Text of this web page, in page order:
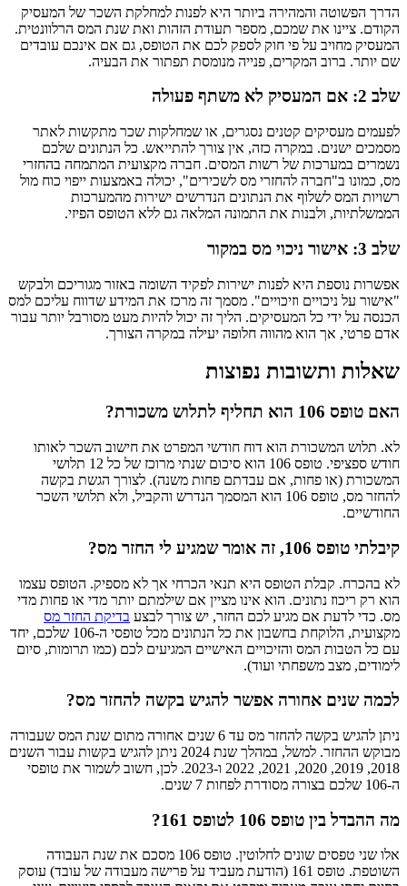
הדרך הפשוטה והמהירה ביותר היא לפנות למחלקת השכר של המעסיק
הקודם. ציינו את שמכם, מספר תעודת הזהות ואת שנת המס הרלוונטית.
המעסיק מחויב על פי חוק לספק לכם את הטופס, גם אם אינכם עובדים
שם יותר. ברוב המקרים, פנייה מנומסת תפתור את הבעיה.
שלב 2: אם המעסיק לא משתף פעולה
לפעמים מעסיקים קטנים נסגרים, או שמחלקות שכר מתקשות לאתר
מסמכים ישנים. במקרה כזה, אין צורך להתייאש. כל הנתונים שלכם
נשמרים במערכות של רשות המסים. חברה מקצועית המתמחה בהחזרי
מס, כמונו ב"חברה להחזרי מס לשכירים", יכולה באמצעות ייפוי כוח מול
רשויות המס לשלוף את הנתונים הנדרשים ישירות מהמערכות
הממשלתיות, ולבנות את התמונה המלאה גם ללא הטופס הפיזי.
שלב 3: אישור ניכוי מס במקור
אפשרות נוספת היא לפנות ישירות לפקיד השומה באזור מגוריכם ולבקש
"אישור על ניכויים וזיכויים". מסמך זה מרכז את המידע שדווח עליכם למס
הכנסה על ידי כל המעסיקים. הליך זה יכול להיות מעט מסורבל יותר עבור
אדם פרטי, אך הוא מהווה חלופה יעילה במקרה הצורך.
שאלות ותשובות נפוצות
האם טופס 106 הוא תחליף לתלוש משכורת?
לא. תלוש המשכורת הוא דוח חודשי המפרט את חישוב השכר לאותו
חודש ספציפי. טופס 106 הוא סיכום שנתי מרוכז של כל 12 תלושי
המשכורת (או פחות, אם עבדתם פחות משנה). לצורך הגשת בקשה
להחזר מס, טופס 106 הוא המסמך הנדרש והקביל, ולא תלושי השכר
החודשיים.
קיבלתי טופס 106, זה אומר שמגיע לי החזר מס?
לא בהכרח. קבלת הטופס היא תנאי הכרחי אך לא מספיק. הטופס עצמו
הוא רק ריכוז נתונים. הוא אינו מציין אם שילמתם יותר מדי או פחות מדי
מס. כדי לדעת אם מגיע לכם החזר, יש צורך לבצע בדיקת החזר מס
מקצועית, הלוקחת בחשבון את כל הנתונים מכל טופסי ה-106 שלכם, יחד
עם כל הטבות המס והזיכויים האישיים המגיעים לכם (כמו תרומות, סיום
לימודים, מצב משפחתי ועוד).
לכמה שנים אחורה אפשר להגיש בקשה להחזר מס?
ניתן להגיש בקשה להחזר מס עד 6 שנים אחורה מתום שנת המס שעבורה
מבוקש ההחזר. למשל, במהלך שנת 2024 ניתן להגיש בקשות עבור השנים
2018, 2019, 2020, 2021, 2022 ו-2023. לכן, חשוב לשמור את טופסי
ה-106 שלכם בצורה מסודרת לפחות 7 שנים.
מה ההבדל בין טופס 106 לטופס 161?
אלו שני טפסים שונים לחלוטין. טופס 106 מסכם את שנת העבודה
השוטפת. טופס 161 (הודעת מעביד על פרישה מעבודה של עובד) עוסק